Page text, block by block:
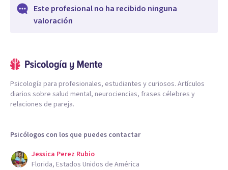
Este profesional no ha recibido ninguna
valoración
Psicología para profesionales, estudiantes y curiosos. Artículos
diarios sobre salud mental, neurociencias, frases célebres y
relaciones de pareja.
Psicólogos con los que puedes contactar
Jessica Perez Rubio
Florida, Estados Unidos de América